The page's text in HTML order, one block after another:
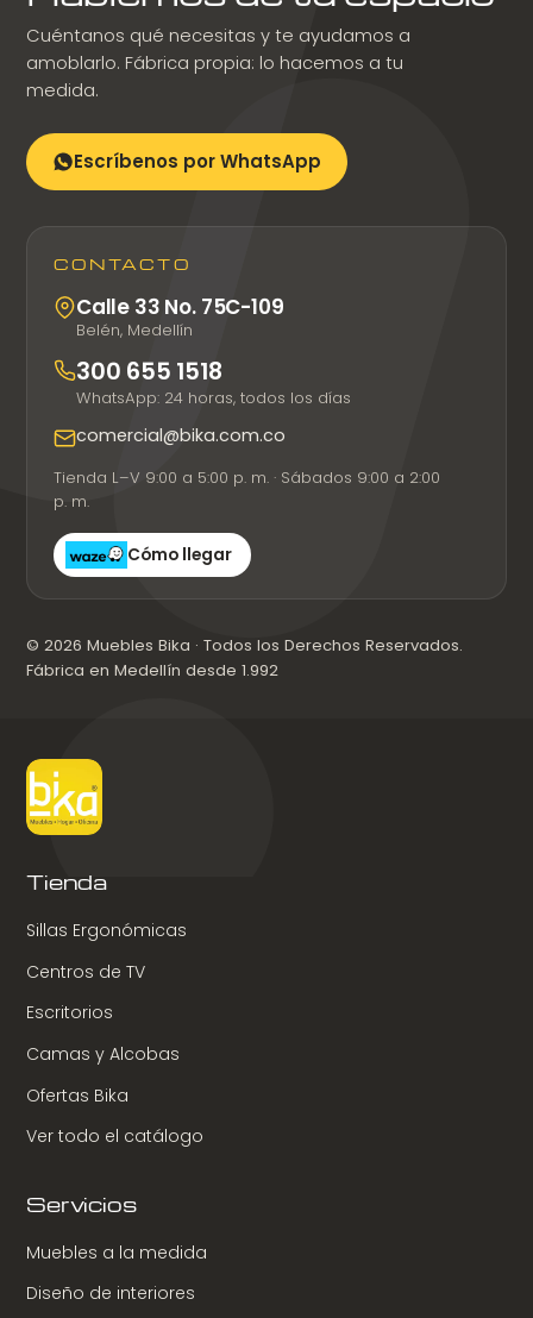
Cuéntanos qué necesitas y te ayudamos a
amoblarlo. Fábrica propia: lo hacemos a tu
medida.
Escríbenos por WhatsApp
CONTACTO
Calle 33 No. 75C-109
Belén, Medellín
300 655 1518
WhatsApp: 24 horas, todos los días
comercial@bika.com.co
Tienda L–V 9:00 a 5:00 p. m. · Sábados 9:00 a 2:00
p. m.
Cómo llegar
© 2026 Muebles Bika · Todos los Derechos Reservados.
Fábrica en Medellín desde 1.992
Tienda
Sillas Ergonómicas
Centros de TV
Escritorios
Camas y Alcobas
Ofertas Bika
Ver todo el catálogo
Servicios
Muebles a la medida
Diseño de interiores